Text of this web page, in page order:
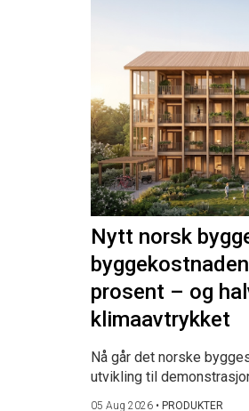
Nytt norsk
prosent – og
klimaavtrykket
Nå går det norske
utvikling til
05 Aug 2026 • PRODUKTER